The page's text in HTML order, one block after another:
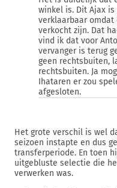
winkel is. Dit Ajax
verklaarbaar omdat
verkocht zijn. Dat
vind ik dat voor
vervanger is terug
geen rechtsbuiten,
rechtsbuiten. Ja
Ihataren er zou
afgesloten.
Het grote verschil is wel
seizoen instapte en dus
transferperiode. En toen
uitgebluste selectie die
verwerken was.